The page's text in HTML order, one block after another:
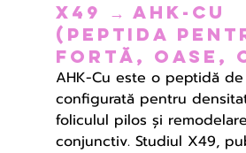
X49 → AHK-Cu
(peptida
forTă, oase,
AHK-Cu este o peptidă
configurată pentru
foliculul pilos și
conjunctiv. Studiul X49,